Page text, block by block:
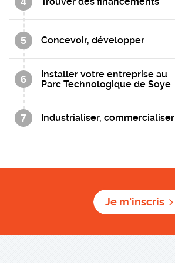
5 Concevoir, développer
6
Installer votre entreprise au
Parc Technologique de Soye
7 Industrialiser, commercialiser
Je m'inscris